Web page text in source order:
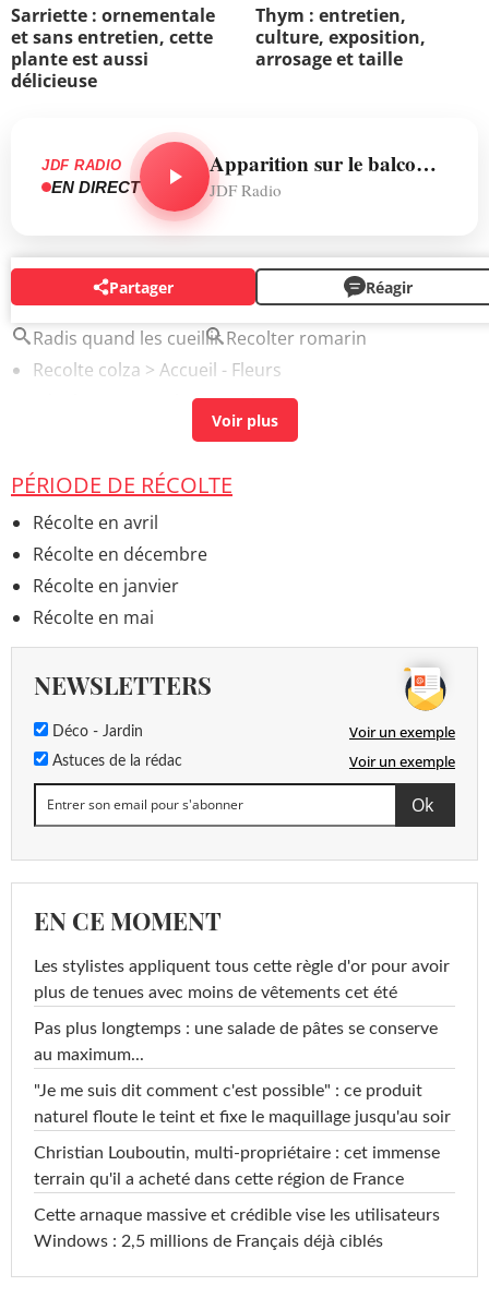
Sarriette : ornementale
et sans entretien, cette
plante est aussi
délicieuse
Thym : entretien,
culture, exposition,
arrosage et taille
JDF RADIO
EN DIRECT
Apparition sur le balcon de Buckingham Palace
JDF Radio
Partager Réagir
AUTOUR DU MÊME SUJET
Radis quand les cueillir Recolter romarin
Recolte colza > Accueil - Fleurs
> Accueil - Fleurs
PÉRIODE DE RÉCOLTE
Récolte en avril
Récolte en décembre
Récolte en janvier
Récolte en mai
NEWSLETTERS
Déco - Jardin Voir un exemple
Astuces de la rédac Voir un exemple
EN CE MOMENT
Les stylistes appliquent tous cette règle d'or pour avoir
plus de tenues avec moins de vêtements cet été
Pas plus longtemps : une salade de pâtes se conserve
au maximum...
"Je me suis dit comment c'est possible" : ce produit
naturel floute le teint et fixe le maquillage jusqu'au soir
Christian Louboutin, multi-propriétaire : cet immense
terrain qu'il a acheté dans cette région de France
Cette arnaque massive et crédible vise les utilisateurs
Windows : 2,5 millions de Français déjà ciblés